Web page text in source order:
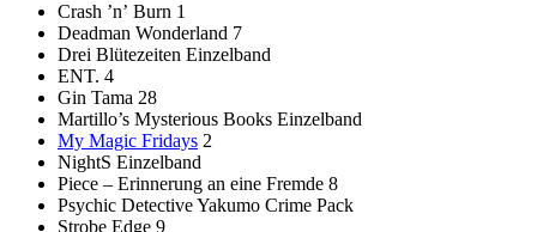
Crash ʼnʼ Burn 1
Deadman Wonderland 7
Drei Blütezeiten Einzelband
ENT. 4
Gin Tama 28
Martillo’s Mysterious Books Einzelband
My Magic Fridays 2
NightS Einzelband
Piece – Erinnerung an eine Fremde 8
Psychic Detective Yakumo Crime Pack
Strobe Edge 9